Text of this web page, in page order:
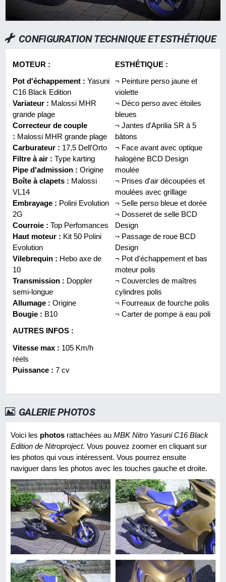
CONFIGURATION TECHNIQUE ET ESTHÉTIQUE
MOTEUR :
Pot d'échappement : Yasuni
C16 Black Edition
Variateur : Malossi MHR
grande plage
Correcteur de couple
: Malossi MHR grande plage
Carburateur : 17,5 Dell'Orto
Filtre à air : Type karting
Pipe d'admission : Origine
Boîte à clapets : Malossi
VL14
Embrayage : Polini Evolution
2G
Courroie : Top Perfomances
Haut moteur : Kit 50 Polini
Evolution
Vilebrequin : Hebo axe de
10
Transmission : Doppler
semi-longue
Allumage : Origine
Bougie : B10
AUTRES INFOS :
Vitesse max : 105 Km/h
réels
Puissance : 7 cv
ESTHÉTIQUE :
¬ Peinture perso jaune et
violette
¬ Déco perso avec étoiles
bleues
¬ Jantes d'Aprilia SR à 5
bâtons
¬ Face avant avec optique
halogène BCD Design
moulée
¬ Prises d'air découpées et
moulées avec grillage
¬ Selle perso bleue et dorée
¬ Dosseret de selle BCD
Design
¬ Passage de roue BCD
Design
¬ Pot d'échappement et bas
moteur polis
¬ Couvercles de maîtres
cylindres polis
¬ Fourreaux de fourche polis
¬ Carter de pompe à eau poli
GALERIE PHOTOS
Voici les photos rattachées au MBK Nitro Yasuni C16 Black
Edition de Nitroproject. Vous pouvez zoomer en cliquant sur
les photos qui vous intéressent. Vous pourrez ensuite
naviguer dans les photos avec les touches gauche et droite.